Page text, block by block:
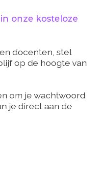
onze kosteloze
docenten, stel
op de hoogte van
om je wachtwoord
je direct aan de